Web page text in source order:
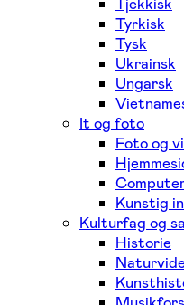
Tyrkisk
Tysk
Ukrainsk
Ungarsk
It og foto
Foto og
Kunstig
Kulturfag og
Historie